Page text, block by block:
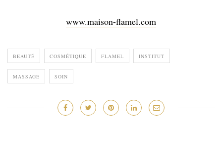
www.maison-flamel.com
BEAUTÉ COSMÉTIQUE FLAMEL INSTITUT
MASSAGE SOIN